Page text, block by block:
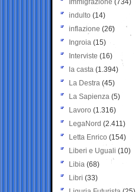
Immigrazione (734)
indulto (14)
inflazione (26)
Ingroia (15)
Interviste (16)
la casta (1.394)
La Destra (45)
La Sapienza (5)
Lavoro (1.316)
LegaNord (2.411)
Letta Enrico (154)
Liberi e Uguali (10)
Libia (68)
Libri (33)